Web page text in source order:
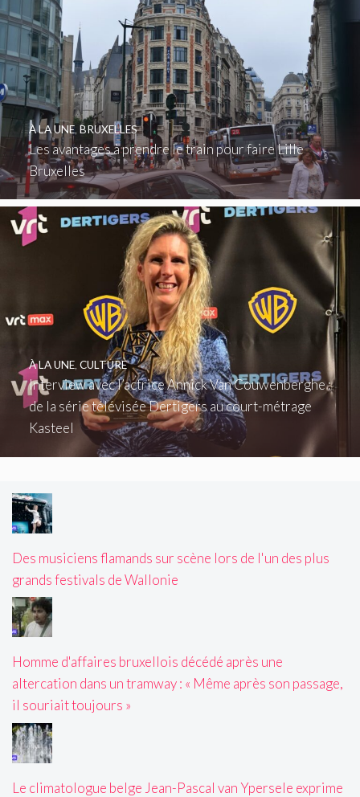
Les avantages à prendre le train pour faire Lille
Bruxelles
À LA UNE, BRUXELLES
Interview avec l’actrice Annick Van Couwenberghe :
de la série télévisée Dertigers au court-métrage
Kasteel
À LA UNE, CULTURE
Des musiciens flamands sur scène lors de l'un des plus
grands festivals de Wallonie
Homme d'affaires bruxellois décédé après une
altercation dans un tramway : « Même après son passage,
il souriait toujours »
Le climatologue belge Jean-Pascal van Ypersele exprime